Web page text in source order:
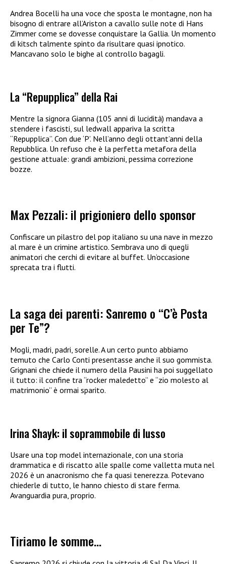
Andrea Bocelli ha una voce che sposta le montagne, non ha
bisogno di entrare all’Ariston a cavallo sulle note di Hans
Zimmer come se dovesse conquistare la Gallia. Un momento
di kitsch talmente spinto da risultare quasi ipnotico.
Mancavano solo le bighe al controllo bagagli.
La “Repupplica” della Rai
Mentre la signora Gianna (105 anni di lucidità) mandava a
stendere i fascisti, sul ledwall appariva la scritta
“Repupplica”. Con due ‘P’. Nell’anno degli ottant’anni della
Repubblica. Un refuso che è la perfetta metafora della
gestione attuale: grandi ambizioni, pessima correzione
bozze.
Max Pezzali: il prigioniero dello sponsor
Confiscare un pilastro del pop italiano su una nave in mezzo
al mare è un crimine artistico. Sembrava uno di quegli
animatori che cerchi di evitare al buffet. Un’occasione
sprecata tra i flutti.
La saga dei parenti: Sanremo o “C’è Posta
per Te”?
Mogli, madri, padri, sorelle. A un certo punto abbiamo
temuto che Carlo Conti presentasse anche il suo gommista.
Grignani che chiede il numero della Pausini ha poi suggellato
il tutto: il confine tra “rocker maledetto” e “zio molesto al
matrimonio” è ormai sparito.
Irina Shayk: il soprammobile di lusso
Usare una top model internazionale, con una storia
drammatica e di riscatto alle spalle come valletta muta nel
2026 è un anacronismo che fa quasi tenerezza. Potevano
chiederle di tutto, le hanno chiesto di stare ferma.
Avanguardia pura, proprio.
Tiriamo le somme…